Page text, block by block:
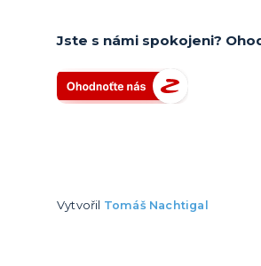
Jste s námi spokojeni?
Vytvořil Tomáš Nachtigal